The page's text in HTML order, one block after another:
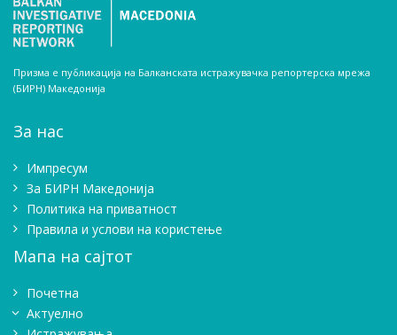
Призма е публикација на Балканската истражувачка репортерска мрежа
(БИРН) Македонија
За нас
Импресум
Зa БИРН Македонија
Политика на приватност
Правила и услови на користење
Мапа на сајтот
Почетна
Актуелно